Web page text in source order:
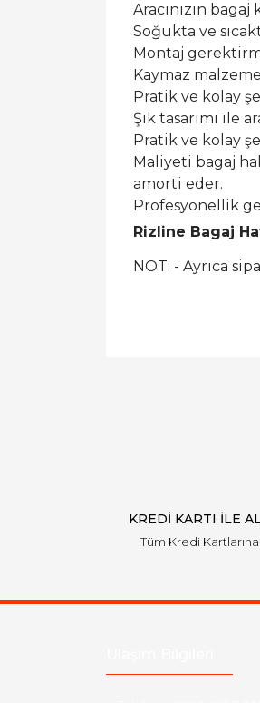
Aracınızın
Soğukta ve
Montaj
Kaymaz
Pratik ve kolay
Şık tasarımı ile
Pratik ve kolay
Maliyeti bagaj
amorti eder.
Profesyonellik
Rizline Bagaj
NOT: - Ayrıca
KREDİ KARTI İLE
Tüm Kredi Kartlarına